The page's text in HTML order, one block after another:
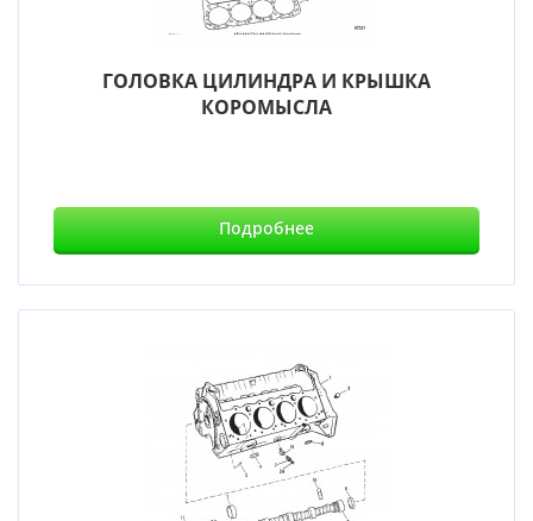
ГОЛОВКА ЦИЛИНДРА И КРЫШКА
КОРОМЫСЛА
Подробнее